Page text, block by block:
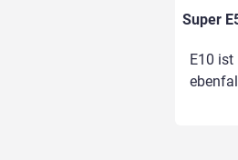
Super
E10